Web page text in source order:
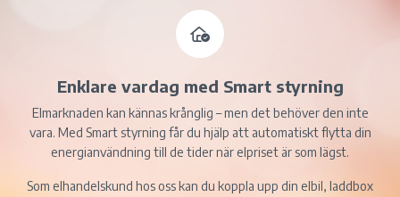
Enklare vardag med Smart styrning
Elmarknaden kan kännas krånglig – men det behöver den inte
vara. Med Smart styrning får du hjälp att automatiskt flytta din
energianvändning till de tider när elpriset är som lägst.
Som elhandelskund hos oss kan du koppla upp din elbil, laddbox